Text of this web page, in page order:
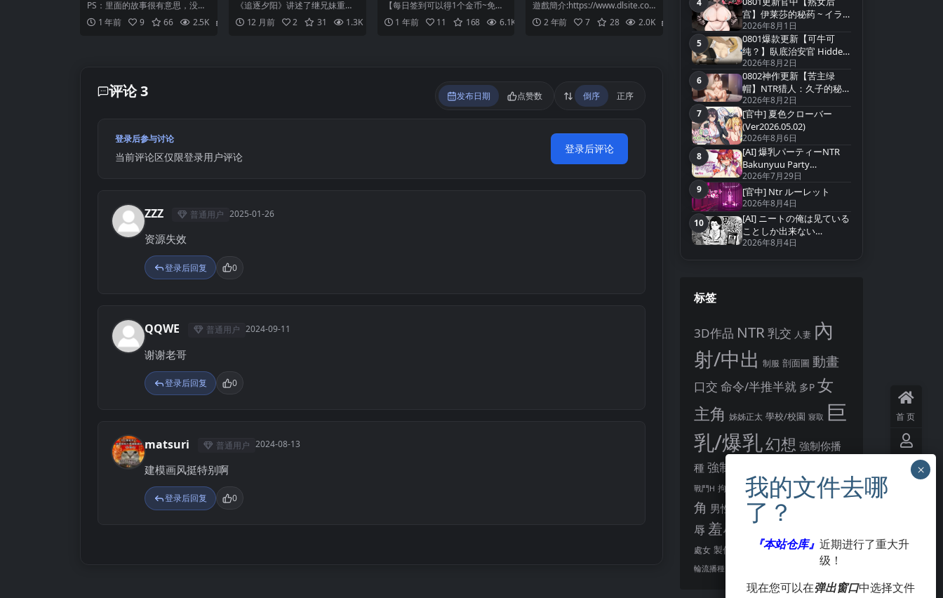
【淑女后宫】 芝诺选集~
赛诺的文集 Zeno\\\’s An
thology v0.5【中文汉
PS：里面的故事很有意思，没玩
过的真的可以玩一下！ 变更日志:
v0.5 260...
1 年前 9 66 2.5K
追逐夕阳 Chasing Sunse
ts [v1.10a]
《追逐夕阳》讲述了继兄妹重新
建立联系并处理父母意外去世所
带来的影响的故事。随着故...
12 月前 2 31 1.3K 2
桶】死灵法师崛起 The N
ecromancer Arises v0.
06【中文汉化】
【每日签到可以得1个金币~免费
兑换1个游戏】 ①把后缀名为.zi
p1改为zip和...
1 年前 11 168 6.1K 2
翻譯的簡單電車遊戲 只要
30MB
遊戲簡介:https://www.dlsite.co
m/maniax/work/...
2 年前 7 28 2.0K
评论 3 发布日期 点赞数 倒序 正序
登录后参与讨论
当前评论区仅限登录用户评论
登录后评论
Z ZZZ 普通用户 2025-01-26
资源失效
登录后回复 0
Q QQWE 普通用户 2024-09-11
谢谢老哥
登录后回复 0
M matsuri 普通用户 2024-08-13
建模画风挺特别啊
登录后回复 0
第4名
宫】伊莱莎的秘药 ~ イラ
イザの秘薬 ~ Eliza`s Secret
Potion【官方中文】
2026年8月1日
第5名
5
0801爆款更新【可牛可
纯？】臥底治安官 Hidden
Badge v20260729b 【官中
无码】
2026年8月2日
第6名
6
0802神作更新【苦主绿
帽】NTR猎人：久子的秘密
~NTRハンター：久子の秘
密 NTR Hunter v1.4【官中
无码】
2026年8月2日
第7名
7
[官中] 夏色クローバー
(Ver2026.05.02)
2026年8月6日
第8名
8
[AI] 爆乳パーティーNTR
Bakunyuu Party
NTR(Ver1.1.2)
2026年7月29日
第9名
9 [官中] Ntr ルーレット
2026年8月4日
第10名
10
[AI] ニートの俺は见ている
ことしか出来ない
(Ver2026.07.15
2026年8月4日
标签
3D作品 NTR乳交 人妻 內
射/中出 制服 剖面圖 動畫
口交 命令/半推半就 多P 女
主角 姊姊正太 學校/校園 寢取 巨
乳/爆乳幻想 強制你播
種 強制播種
戰鬥H 拘束 教育 暗示 沉淪快樂 男主
角 男性受 異種播種
辱 羞辱
處女 製作大師 觸手觸摸 賣春/援交
輪流播種
點陣圖
首页
用户
中心
『本站仓库』 近期进行了重大升
级！
现在您可以在弹出窗口中选择文件